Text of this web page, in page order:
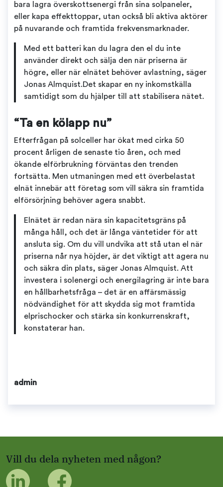
bara lagra överskottsenergi från sina solpaneler,
eller kapa effekttoppar, utan också bli aktiva aktörer
på nuvarande och framtida frekvensmarknader.
Med ett batteri kan du lagra den el du inte
använder direkt och sälja den när priserna är
högre, eller när elnätet behöver avlastning, säger
Jonas Almquist.Det skapar en ny inkomstkälla
samtidigt som du hjälper till att stabilisera nätet.
“Ta en kölapp nu”
Efterfrågan på solceller har ökat med cirka 50
procent årligen de senaste tio åren, och med
ökande elförbrukning förväntas den trenden
fortsätta. Men utmaningen med ett överbelastat
elnät innebär att företag som vill säkra sin framtida
elförsörjning behöver agera snabbt.
Elnätet är redan nära sin kapacitetsgräns på
många håll, och det är långa väntetider för att
ansluta sig. Om du vill undvika att stå utan el när
priserna når nya höjder, är det viktigt att agera nu
och säkra din plats, säger Jonas Almquist. Att
investera i solenergi och energilagring är inte bara
en hållbarhetsfråga – det är en affärsmässig
nödvändighet för att skydda sig mot framtida
elprischocker och stärka sin konkurrenskraft,
konstaterar han.
admin
Vill du dela nyheten med någon?